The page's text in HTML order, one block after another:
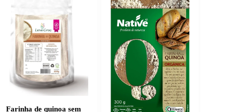
Farinha de quinoa sem